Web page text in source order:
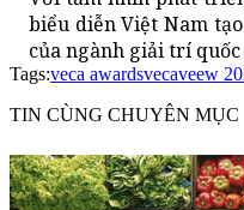
biểu diễn Việt Nam
của ngành giải trí quốc
Tags:veca awardsvecaveew
TIN CÙNG CHUYÊN MỤC